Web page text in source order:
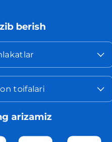
berish
toifalari
arizamiz